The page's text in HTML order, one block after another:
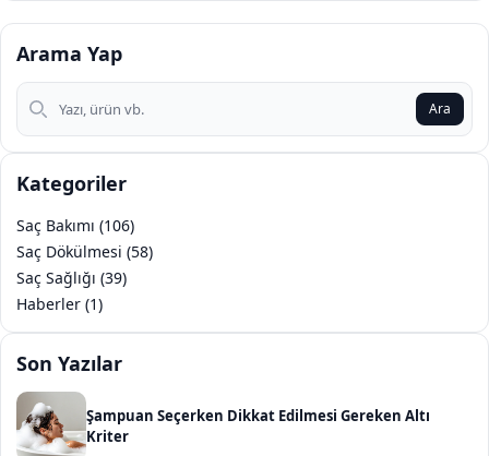
Arama Yap
Arama Yap
Ara
Kategoriler
Saç Bakımı (106)
Saç Dökülmesi (58)
Saç Sağlığı (39)
Haberler (1)
Son Yazılar
Şampuan Seçerken Dikkat Edilmesi Gereken Altı
Kriter